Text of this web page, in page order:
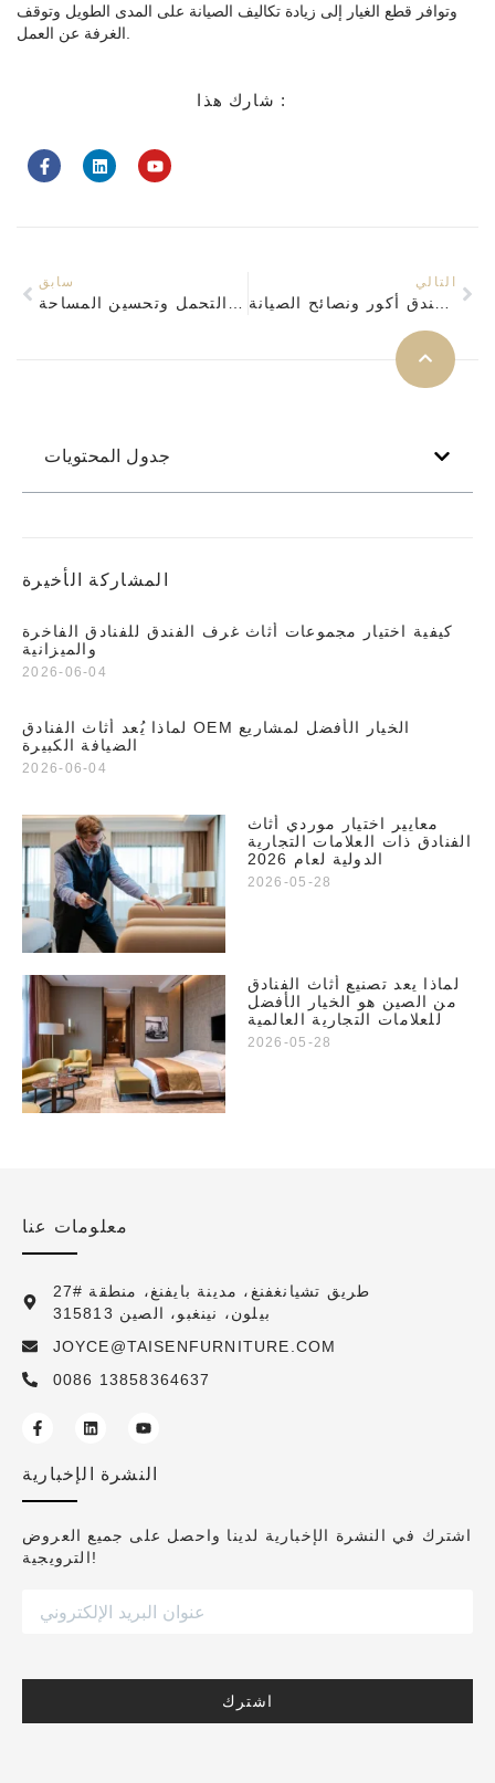
وتوافر قطع الغيار إلى زيادة تكاليف الصيانة على المدى الطويل وتوقف
الغرفة عن العمل.
شارك هذا :
سابق التالي
جدول المحتويات
المشاركة الأخيرة
كيفية اختيار مجموعات أثاث غرف الفندق للفنادق الفاخرة
والميزانية
2026-06-04
لماذا يُعد أثاث الفنادق OEM الخيار الأفضل لمشاريع
الضيافة الكبيرة
2026-06-04
معايير اختيار موردي أثاث
الفنادق ذات العلامات التجارية
الدولية لعام 2026
2026-05-28
لماذا يعد تصنيع أثاث الفنادق
من الصين هو الخيار الأفضل
للعلامات التجارية العالمية
2026-05-28
معلومات عنا
27# طريق تشيانغفنغ، مدينة بايفنغ، منطقة
بيلون، نينغبو، الصين 315813
JOYCE@TAISENFURNITURE.COM
0086 13858364637
النشرة الإخبارية
اشترك في النشرة الإخبارية لدينا واحصل على جميع العروض
الترويجية!
اشترك